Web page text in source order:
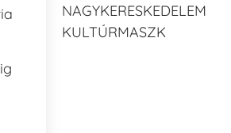
NAGYKERESKEDELEM
KULTÚRMASZK